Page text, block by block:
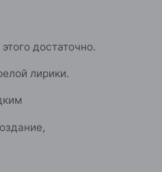
достаточно.
лирики.